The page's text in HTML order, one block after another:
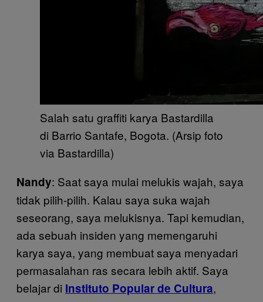
Salah satu graffiti karya Bastardilla
di Barrio Santafe, Bogota. (Arsip foto
via Bastardilla)
Nandy: Saat saya mulai melukis wajah, saya
tidak pilih-pilih. Kalau saya suka wajah
seseorang, saya melukisnya. Tapi kemudian,
ada sebuah insiden yang memengaruhi
karya saya, yang membuat saya menyadari
permasalahan ras secara lebih aktif. Saya
belajar di Instituto Popular de Cultura,